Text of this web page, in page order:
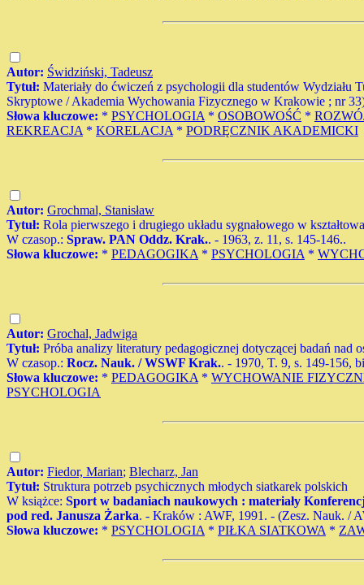
Autor: Świdziński, Tadeusz
Tytuł: Materiały do ćwiczeń z psychologii dla studentów
Skryptowe / Akademia Wychowania Fizycznego w Krakowie ; nr
Słowa kluczowe: * PSYCHOLOGIA * OSOBOWOŚĆ *
REKREACJA * KORELACJA * PODRĘCZNIK AKADEMICKI
Autor: Grochmal, Stanisław
Tytuł: Rola pierwszego i drugiego układu sygnałowego w
W czasop.: Spraw. PAN Oddz. Krak.. - 1963, z. 11, s. 145-146..
Słowa kluczowe: * PEDAGOGIKA * PSYCHOLOGIA *
Autor: Grochal, Jadwiga
Tytuł: Próba analizy literatury pedagogicznej dotyczącej badań
W czasop.: Rocz. Nauk. / WSWF Krak.. - 1970, T. 9, s. 149-156,
Słowa kluczowe: * PEDAGOGIKA * WYCHOWANIE
PSYCHOLOGIA
Autor: Fiedor, Marian; Blecharz, Jan
Tytuł: Struktura potrzeb psychicznych młodych siatkarek polskich
W książce: Sport w badaniach naukowych : materiały
pod red. Janusza Żarka. - Kraków : AWF, 1991. - (Zesz. Nauk. /
Słowa kluczowe: * PSYCHOLOGIA * PIŁKA SIATKOWA *